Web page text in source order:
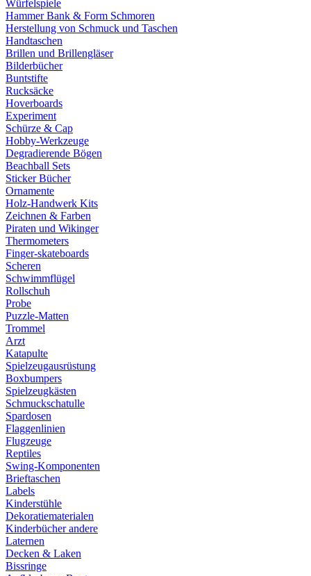
Würfelspiele
Hammer Bank & Form Schmoren
Herstellung von Schmuck und Taschen
Handtaschen
Brillen und Brillengläser
Bilderbücher
Buntstifte
Rucksäcke
Hoverboards
Experiment
Schürze & Cap
Hobby-Werkzeuge
Degradierende Bögen
Beachball Sets
Sticker Bücher
Ornamente
Holz-Handwerk Kits
Zeichnen & Farben
Piraten und Wikinger
Thermometers
Finger-skateboards
Scheren
Schwimmflügel
Rollschuh
Probe
Puzzle-Matten
Trommel
Arzt
Katapulte
Spielzeugausrüstung
Boxbumpers
Spielzeugkästen
Schmuckschatulle
Spardosen
Flaggenlinien
Flugzeuge
Reptiles
Swing-Komponenten
Brieftaschen
Labels
Kinderstühle
Dekoratiematerialen
Kinderbücher andere
Laternen
Decken & Laken
Bissringe